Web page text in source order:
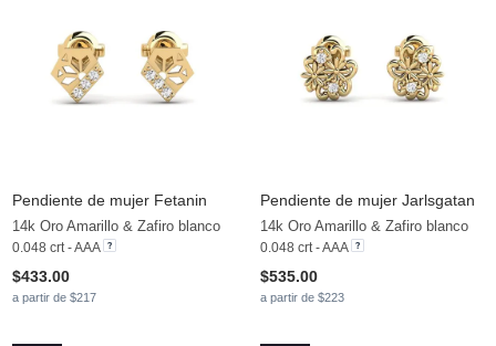
Pendiente de mujer Fetanin
14k Oro Amarillo & Zafiro blanco
0.048 crt - AAA
$433.00
a partir de $217
Pendiente de mujer Jarlsgatan
14k Oro Amarillo & Zafiro blanco
0.048 crt - AAA
$535.00
a partir de $223